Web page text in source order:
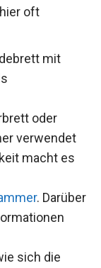
oft
mit
oder
verwendet
macht es
. Darüber
sich die